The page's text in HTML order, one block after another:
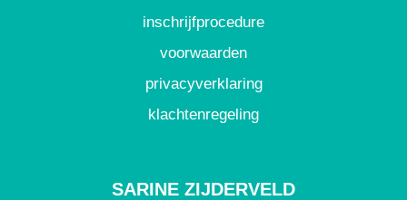
inschrijfprocedure
voorwaarden
privacyverklaring
klachtenregeling
SARINE ZIJDERVELD